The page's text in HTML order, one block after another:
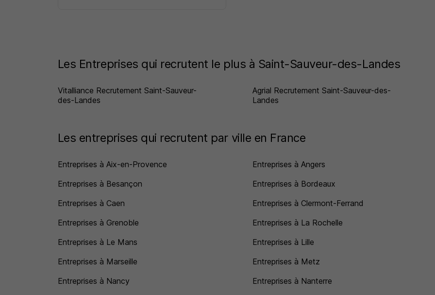
Les Entreprises qui recrutent le plus à Saint-Sauveur-des-Landes
Vitalliance Recrutement Saint-Sauveur-
des-Landes
Agrial Recrutement Saint-Sauveur-des-
Landes
Les entreprises qui recrutent par ville en France
Entreprises à Aix-en-Provence Entreprises à Angers
Entreprises à Besançon
Entreprises à Bordeaux
Entreprises à Caen
Entreprises à Clermont-Ferrand
Entreprises à Grenoble
Entreprises à La Rochelle
Entreprises à Le Mans
Entreprises à Lille
Entreprises à Marseille
Entreprises à Metz
Entreprises à Nancy
Entreprises à Nanterre